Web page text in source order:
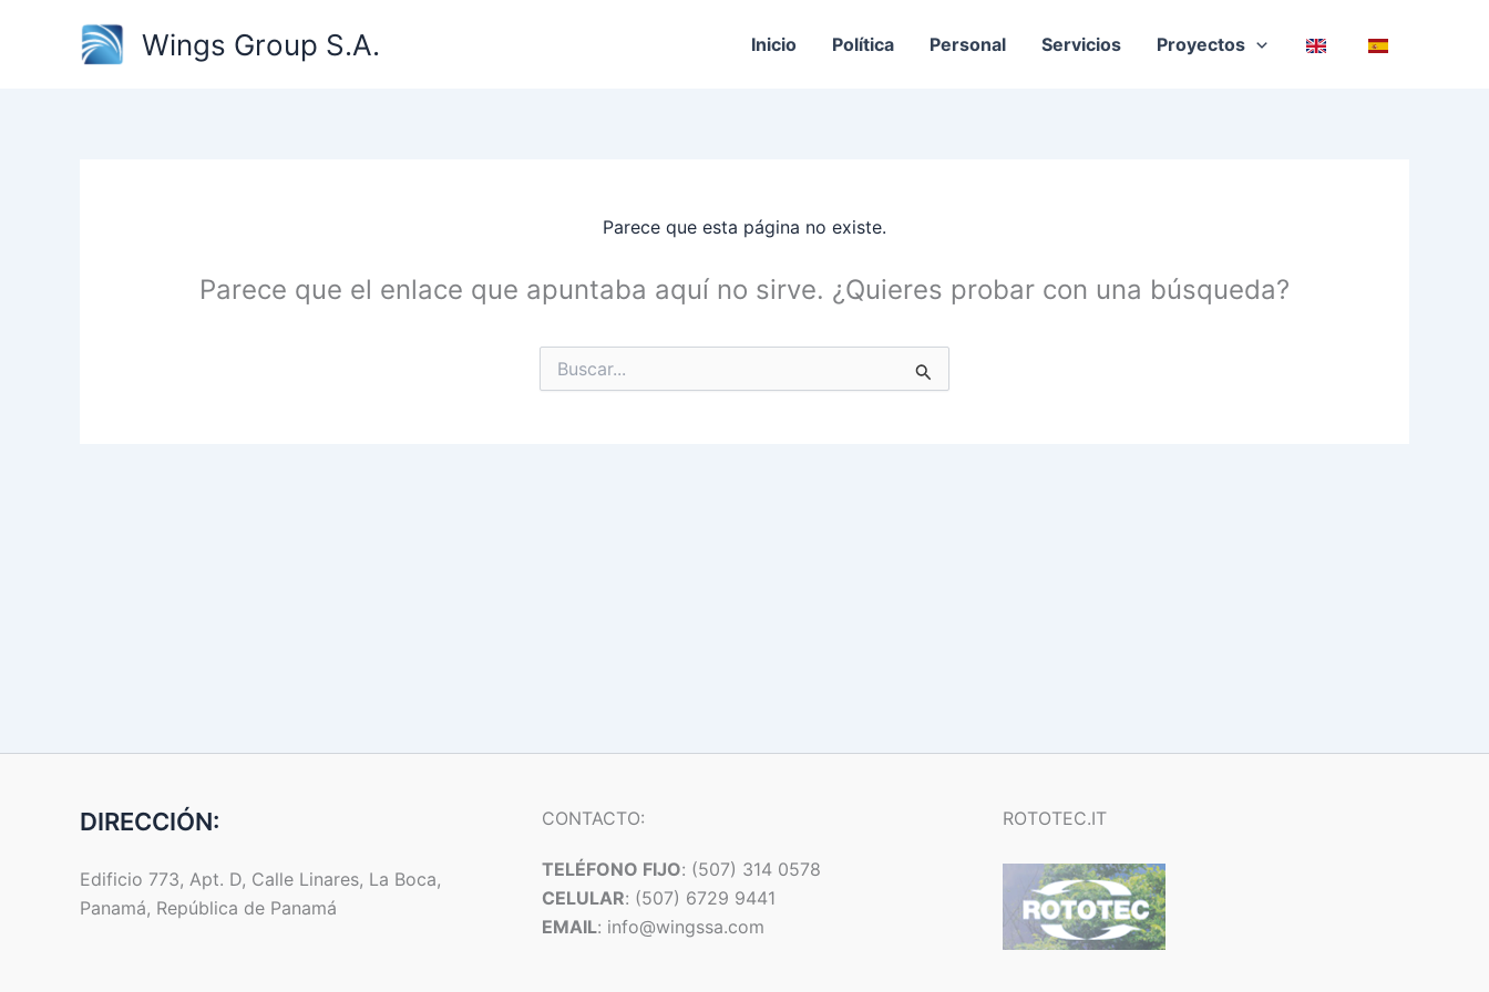
Wings Group S.A. Inicio Política Personal Servicios Proyectos
Parece que esta página no existe.
Parece que el enlace que apuntaba aquí no sirve. ¿Quieres probar con una búsqueda?
Buscar
por:
DIRECCIÓN:
Edificio 773, Apt. D, Calle Linares, La Boca,
Panamá, República de Panamá
CONTACTO:
TELÉFONO FIJO: (507) 314 0578
CELULAR: (507) 6729 9441
EMAIL: info@wingssa.com
ROTOTEC.IT